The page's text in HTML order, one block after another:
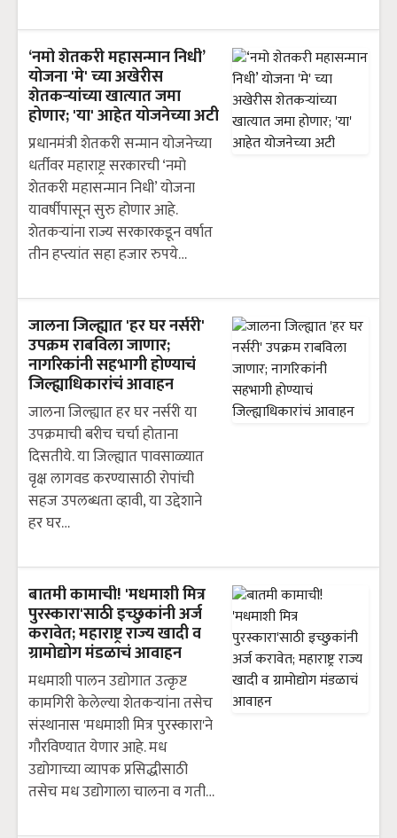
‘नमो शेतकरी महासन्मान निधी’
योजना 'मे' च्या अखेरीस
शेतकऱ्यांच्या खात्यात जमा
होणार; 'या' आहेत योजनेच्या अटी
प्रधानमंत्री शेतकरी सन्मान योजनेच्या
धर्तीवर महाराष्ट्र सरकारची ‘नमो
शेतकरी महासन्मान निधी’ योजना
यावर्षीपासून सुरु होणार आहे.
शेतकऱ्यांना राज्य सरकारकडून वर्षात
तीन हप्त्यांत सहा हजार रुपये…
जालना जिल्ह्यात 'हर घर नर्सरी'
उपक्रम राबविला जाणार;
नागरिकांनी सहभागी होण्याचं
जिल्ह्याधिकारांचं आवाहन
जालना जिल्ह्यात हर घर नर्सरी या
उपक्रमाची बरीच चर्चा होताना
दिसतीये. या जिल्ह्यात पावसाळ्यात
वृक्ष लागवड करण्यासाठी रोपांची
सहज उपलब्धता व्हावी, या उद्देशाने
हर घर…
बातमी कामाची! 'मधमाशी मित्र
पुरस्कारा'साठी इच्छुकांनी अर्ज
करावेत; महाराष्ट्र राज्य खादी व
ग्रामोद्योग मंडळाचं आवाहन
मधमाशी पालन उद्योगात उत्कृष्ट
कामगिरी केलेल्या शेतकऱ्यांना तसेच
संस्थानास 'मधमाशी मित्र पुरस्कारा'ने
गौरविण्यात येणार आहे. मध
उद्योगाच्या व्यापक प्रसिद्धीसाठी
तसेच मध उद्योगाला चालना व गती…